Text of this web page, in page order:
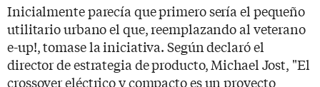
Inicialmente parecía que primero sería el pequeño
utilitario urbano el que, reemplazando al veterano
e-up!, tomase la iniciativa. Según declaró el
director de estrategia de producto, Michael Jost, "El
crossover eléctrico y compacto es un proyecto